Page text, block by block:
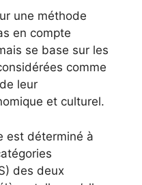
une méthode
en compte
se base sur les
comme
leur
et culturel.
est déterminé à
des deux